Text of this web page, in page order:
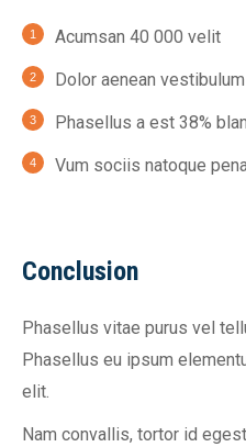
Acumsan 40 000 velit
Dolor aenean
Phasellus a est 38%
Vum sociis natoque
Conclusion
Phasellus vitae purus vel
Phasellus eu ipsum
elit.
Nam convallis, tortor id